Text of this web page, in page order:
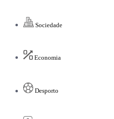
Sociedade
Economia
Desporto